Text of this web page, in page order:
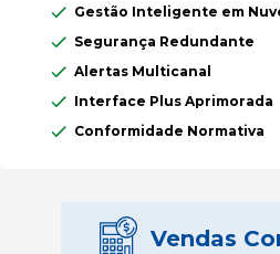
Gestão Inteligente em
Segurança Redundante
Alertas Multicanal
Interface Plus Aprimorada
Conformidade Normativa
Vendas